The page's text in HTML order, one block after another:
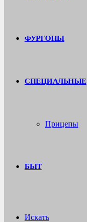
ФУРГОНЫ
СПЕЦИАЛЬНЫЕ
Прицепы
БЫТ
Искать